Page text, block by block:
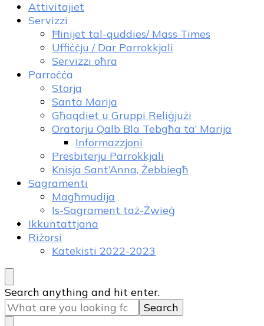
Attivitajiet
Servizzi
Ħinijet tal-quddies/ Mass Times
Uffiċċju / Dar Parrokkjali
Servizzi oħra
Parroċċa
Storja
Santa Marija
Għaqdiet u Gruppi Reliġjużi
Oratorju Qalb Bla Tebgħa ta’ Marija
Informazzjoni
Presbiterju Parrokkjali
Knisja Sant’Anna, Żebbiegħ
Sagramenti
Magħmudija
Is-Sagrament taż-Żwieġ
Ikkuntattjana
Riżorsi
Katekisti 2022-2023
Looking
for
Something?
Search anything and hit enter.